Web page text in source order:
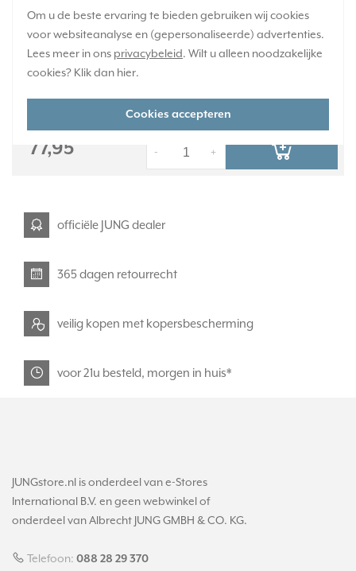
Om u de beste ervaring te bieden gebruiken wij cookies
voor websiteanalyse en (gepersonaliseerde) advertenties.
Lees meer in ons privacybeleid. Wilt u alleen noodzakelijke
cookies? Klik dan hier.
Cookies accepteren
Verwachte levertijd:
4-6 weken - maatwerk, niet retourneerbaar
77,95 +
-
officiële JUNG dealer
365 dagen retourrecht
veilig kopen met kopersbescherming
voor 21u besteld, morgen in huis*
JUNGstore.nl is onderdeel van e-Stores
International B.V. en geen webwinkel of
onderdeel van Albrecht JUNG GMBH & CO. KG.
Telefoon: 088 28 29 370